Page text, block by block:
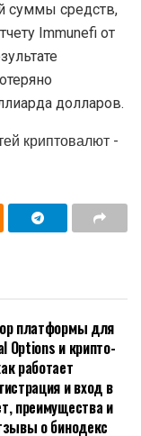
суммы средств,
Immunefi от
долларов.
криптовалют -
платформы для
Options и крипто-
работает
и вход в
преимущества и
о бинодекс